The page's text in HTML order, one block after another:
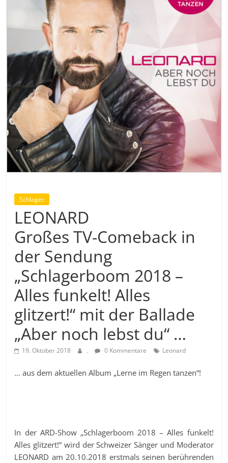
Schlager
LEONARD
Großes TV-Comeback in
der Sendung
„Schlagerboom 2018 –
Alles funkelt! Alles
glitzert!“ mit der Ballade
„Aber noch lebst du“ …
19. Oktober 2018 . 0 Kommentare Leonard
… aus dem aktuellen Album „Lerne im Regen tanzen“!
In der ARD-Show „Schlagerboom 2018 – Alles funkelt!
Alles glitzert!“ wird der Schweizer Sänger und Moderator
LEONARD am 20.10.2018 erstmals seinen berührenden